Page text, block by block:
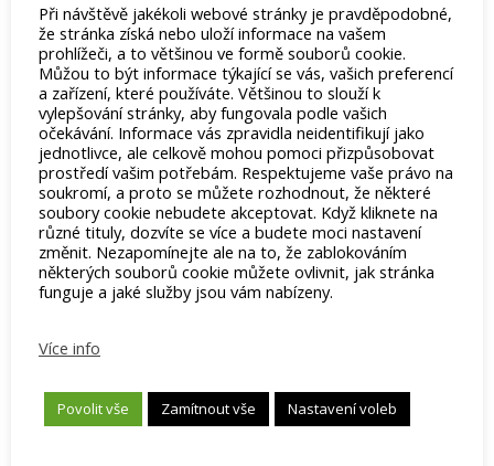
Pomerančové dřívko
10Kč–19Kč
Skladem
Pomerančové dřívko je základní nástroj pro přípravu
nehtů před manikůrou
Výběr možností
Při návštěvě jakékoli webové stránky je pravděpodobné,
že stránka získá nebo uloží informace na vašem
prohlížeči, a to většinou ve formě souborů cookie.
Můžou to být informace týkající se vás, vašich preferencí
a zařízení, které používáte. Většinou to slouží k
vylepšování stránky, aby fungovala podle vašich
očekávání. Informace vás zpravidla neidentifikují jako
jednotlivce, ale celkově mohou pomoci přizpůsobovat
prostředí vašim potřebám. Respektujeme vaše právo na
soukromí, a proto se můžete rozhodnout, že některé
soubory cookie nebudete akceptovat. Když kliknete na
různé tituly, dozvíte se více a budete moci nastavení
změnit. Nezapomínejte ale na to, že zablokováním
některých souborů cookie můžete ovlivnit, jak stránka
funguje a jaké služby jsou vám nabízeny.
Více info
Povolit vše Zamítnout vše Nastavení voleb